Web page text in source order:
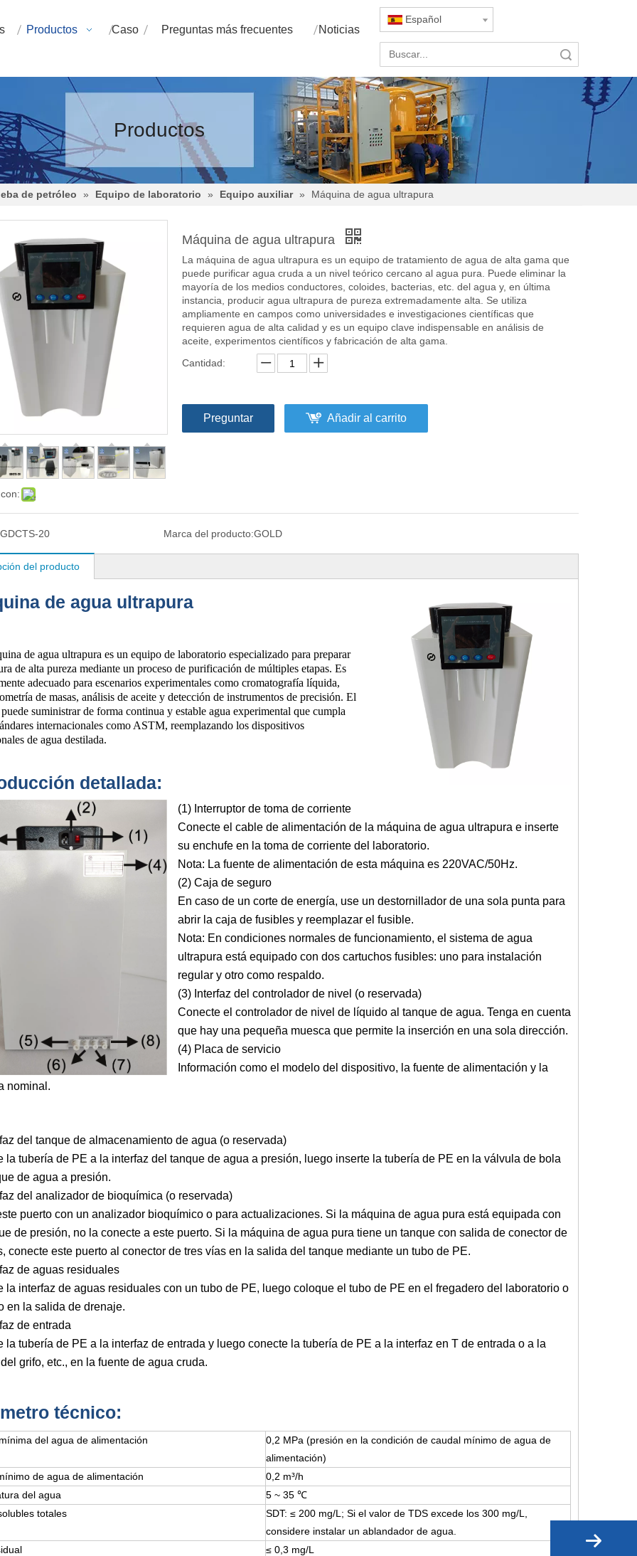
Productos Caso Preguntas más frecuentes Noticias
Español
Productos
de petróleo » Equipo de laboratorio » Equipo auxiliar » Máquina de agua ultrapura
Máquina de agua ultrapura
La máquina de agua ultrapura es un equipo de tratamiento de agua de alta gama que
puede purificar agua cruda a un nivel teórico cercano al agua pura. Puede eliminar la
mayoría de los medios conductores, coloides, bacterias, etc. del agua y, en última
instancia, producir agua ultrapura de pureza extremadamente alta. Se utiliza
ampliamente en campos como universidades e investigaciones científicas que
requieren agua de alta calidad y es un equipo clave indispensable en análisis de
aceite, experimentos científicos y fabricación de alta gama.
Cantidad:
Preguntar Añadir al carrito
GDCTS-20 Marca del producto:GOLD
del producto
de agua ultrapura
de agua ultrapura es un equipo de laboratorio especializado para preparar
de alta pureza mediante un proceso de purificación de múltiples etapas. Es
adecuado para escenarios experimentales como cromatografía líquida,
de masas, análisis de aceite y detección de instrumentos de precisión. El
suministrar de forma continua y estable agua experimental que cumpla
internacionales como ASTM, reemplazando los dispositivos
de agua destilada.
detallada:
(1) Interruptor de toma de corriente
Conecte el cable de alimentación de la máquina de agua ultrapura e inserte
su enchufe en la toma de corriente del laboratorio.
Nota: La fuente de alimentación de esta máquina es 220VAC/50Hz.
(2) Caja de seguro
En caso de un corte de energía, use un destornillador de una sola punta para
abrir la caja de fusibles y reemplazar el fusible.
Nota: En condiciones normales de funcionamiento, el sistema de agua
ultrapura está equipado con dos cartuchos fusibles: uno para instalación
regular y otro como respaldo.
(3) Interfaz del controlador de nivel (o reservada)
Conecte el controlador de nivel de líquido al tanque de agua. Tenga en cuenta
que hay una pequeña muesca que permite la inserción en una sola dirección.
(4) Placa de servicio
Información como el modelo del dispositivo, la fuente de alimentación y la
nominal.
del tanque de almacenamiento de agua (o reservada)
la tubería de PE a la interfaz del tanque de agua a presión, luego inserte la tubería de PE en la válvula de bola
de agua a presión.
del analizador de bioquímica (o reservada)
puerto con un analizador bioquímico o para actualizaciones. Si la máquina de agua pura está equipada con
de presión, no la conecte a este puerto. Si la máquina de agua pura tiene un tanque con salida de conector de
conecte este puerto al conector de tres vías en la salida del tanque mediante un tubo de PE.
de aguas residuales
la interfaz de aguas residuales con un tubo de PE, luego coloque el tubo de PE en el fregadero del laboratorio o
en la salida de drenaje.
de entrada
la tubería de PE a la interfaz de entrada y luego conecte la tubería de PE a la interfaz en T de entrada o a la
grifo, etc., en la fuente de agua cruda.
técnico:
del agua de alimentación
0,2 MPa (presión en la condición de caudal mínimo de agua de
alimentación)
de agua de alimentación
0,2 m³/h
del agua
5 ~ 35 ℃
totales
SDT: ≤ 200 mg/L; Si el valor de TDS excede los 300 mg/L,
considere instalar un ablandador de agua.
≤ 0,3 mg/L